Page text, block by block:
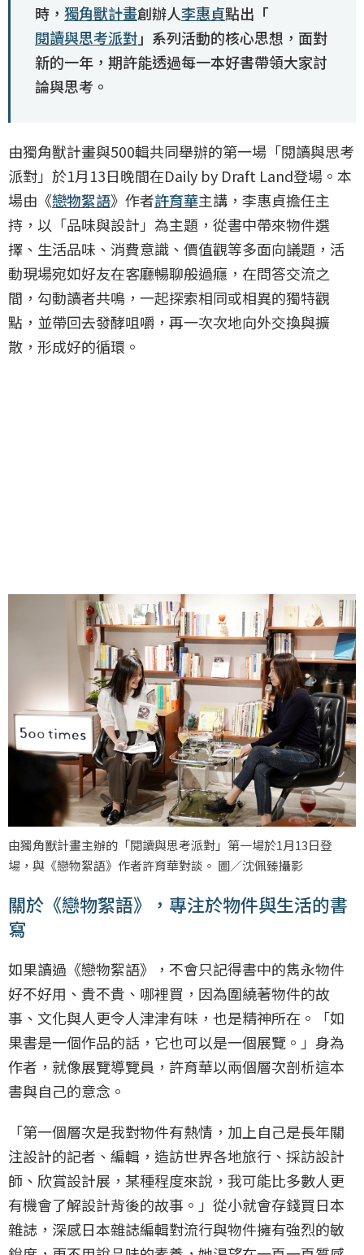
時， 獨角獸計畫創辦人李惠貞點出「
閱讀與思考派對」系列活動的核心思想，面對
新的一年，期許能透過每一本好書帶領大家討
論與思考。
由獨角獸計畫與500輯共同舉辦的第一場「閱讀與思考
派對」於1月13日晚間在Daily by Draft Land登場。本
場由《戀物絮語》作者許育華主講，李惠貞擔任主
持，以「品味與設計」為主題，從書中帶來物件選
擇、生活品味、消費意識、價值觀等多面向議題，活
動現場宛如好友在客廳暢聊般過癮，在問答交流之
間，勾動讀者共鳴，一起探索相同或相異的獨特觀
點，並帶回去發酵咀嚼，再一次次地向外交換與擴
散，形成好的循環。
由獨角獸計畫主辦的「閱讀與思考派對」第一場於1月13日登
場，與《戀物絮語》作者許育華對談。 圖／沈佩臻攝影
關於《戀物絮語》，專注於物件與生活的書
寫
如果讀過《戀物絮語》，不會只記得書中的雋永物件
好不好用、貴不貴、哪裡買，因為圍繞著物件的故
事、文化與人更令人津津有味，也是精神所在。「如
果書是一個作品的話，它也可以是一個展覽。」身為
作者，就像展覽導覽員，許育華以兩個層次剖析這本
書與自己的意念。
「第一個層次是我對物件有熱情，加上自己是長年關
注設計的記者、編輯，造訪世界各地旅行、採訪設計
師、欣賞設計展，某種程度來說，我可能比多數人更
有機會了解設計背後的故事。」從小就會存錢買日本
雜誌，深感日本雜誌編輯對流行與物件擁有強烈的敏